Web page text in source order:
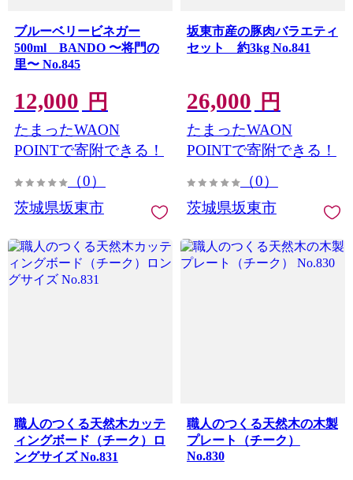
ブルーベリービネガー
500ml BANDO 〜将門の
里〜 No.845
12,000 円
たまったWAON
POINTで寄附できる！
（0）
茨城県坂東市
坂東市産の豚肉バラエティ
セット 約3kg No.841
26,000 円
たまったWAON
POINTで寄附できる！
（0）
茨城県坂東市
職人のつくる天然木カッテ
ィングボード（チーク）ロ
ングサイズ No.831
職人のつくる天然木の木製
プレート（チーク）
No.830